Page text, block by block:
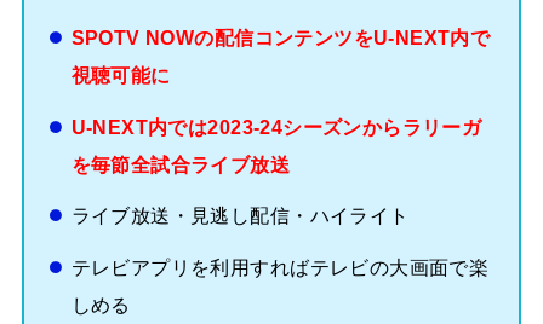
SPOTV NOWの配信コンテンツをU-NEXT内で
視聴可能に
U-NEXT内では2023-24シーズンからラリーガ
を毎節全試合ライブ放送
ライブ放送・見逃し配信・ハイライト
テレビアプリを利用すればテレビの大画面で楽
しめる